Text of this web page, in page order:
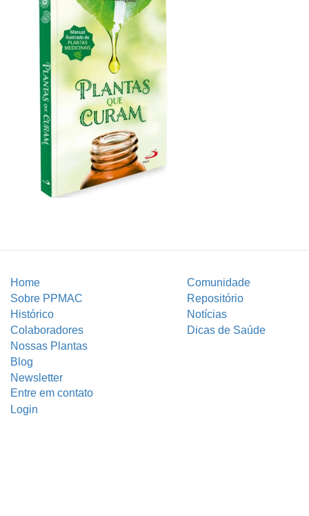
Home
Comunidade
Sobre PPMAC
Repositório
Histórico
Notícias
Colaboradores
Dicas de Saúde
Nossas Plantas
Blog
Newsletter
Entre em contato
Login